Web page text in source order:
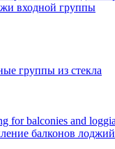
входной группы
группы из стекла
балконов лоджий